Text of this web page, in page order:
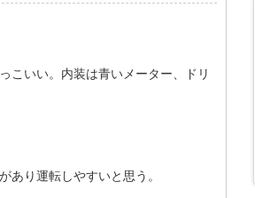
こいい。内装は青いメーター、ドリ
あり運転しやすいと思う。